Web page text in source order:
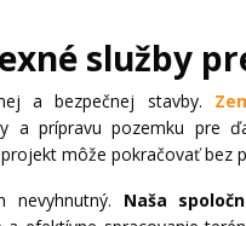
služby
a bezpečnej stavby.
a prípravu pozemku pre
môže pokračovať bez
nevyhnutný. Naša